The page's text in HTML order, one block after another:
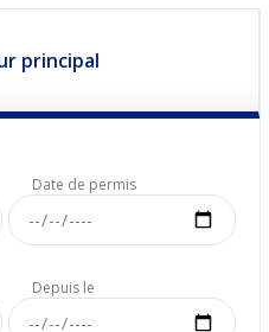
principal
Date de permis
Depuis le